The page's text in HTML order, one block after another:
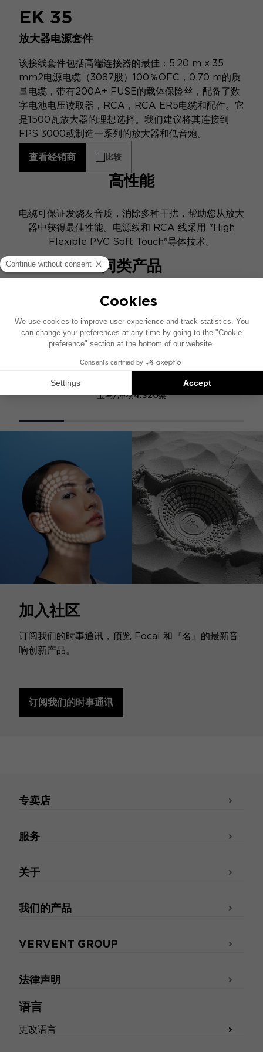
EK 35
放大器电源套件
该接线套件包括高端连接器的最佳：5.20 m x 35
mm2电源电缆（3087股）100％OFC，0.70 m的质
量电缆，带有200A+ FUSE的载体保险丝，配备了数
字电池电压读取器，RCA，RCA ER5电缆和配件。它
是1500瓦放大器的理想选择。我们建议将其连接到
FPS 3000或制造一系列的放大器和低音炮。
查看经销商 比较
高性能
电缆可保证发烧友音质，消除多种干扰，帮助您从放大
器中获得最佳性能。电源线和 RCA 线采用 "High
Flexible PVC Soft Touch"导体技术。
同类产品
BMW 2.1 IMPULSE HARNESS
宝马/冲动4.320梁
加入社区
订阅我们的时事通讯，预览 Focal 和『名』的最新音
响创新产品。
订阅我们的时事通讯
语言
更改语言
专卖店
服务
关于
我们的产品
VERVENT GROUP
法律声明